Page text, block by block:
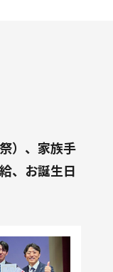
）、家族手
、お誕生日